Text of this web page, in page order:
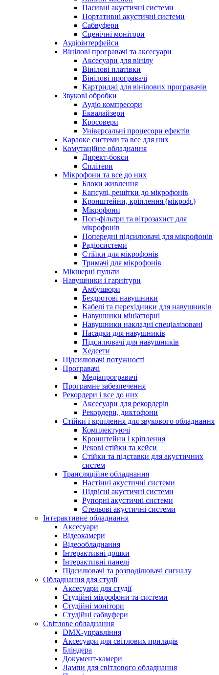
Пасивні акустичні системи
Портативні акустичні системи
Сабвуфери
Сценічні монітори
Аудіоінтерфейси
Вінілові програвачі та аксесуари
Аксесуари для вінілу
Вінілові платівки
Вінілові програвачі
Картриджі для вінілових програвачів
Звукові обробки
Аудіо компресори
Еквалайзери
Кросовери
Універсальні процесори ефектів
Караоке системи та все для них
Комутаційне обладнання
Директ-бокси
Сплітери
Мікрофони та все до них
Блоки живлення
Капсулі, решітки до мікрофонів
Кронштейни, кріплення (мікроф.)
Мікрофони
Поп-фільтри та вітрозахист для
мікрофонів
Попередні підсилювачі для мікрофонів
Радіосистеми
Стійки для мікрофонів
Тримачі для мікрофонів
Мікшерні пульти
Навушники і гарнітури
Амбушюри
Бездротові навушники
Кабелі та перехідники для навушників
Навушники мініатюрні
Навушники накладні спеціалізовані
Насадки для навушників
Підсилювачі для навушників
Хедсети
Підсилювачі потужності
Програвачі
Медіапрогравачі
Програмне забезпечення
Рекордери і все до них
Аксесуари для рекордерів
Рекордери, диктофони
Стійки і кріплення для звукового обладнання
Комплектуючі
Кронштейни і кріплення
Рекові стійки та кейси
Стійки та підставки для акустичних
систем
Трансляційне обладнання
Настінні акустичні системи
Підвісні акустичні системи
Рупорні акустичні системи
Стельові акустичні системи
Інтерактивне обладнання
Аксесуари
Відеокамери
Відеообладнання
Інтерактивні дошки
Інтерактивні панелі
Підсилювачі та розподілювачі сигналу
Обладнання для студії
Аксесуари для студії
Студійні мікрофони та системи
Студійні монітори
Студійні сабвуфери
Світлове обладнання
DMX-управління
Аксесуари для світлових приладів
Бліндера
Документ-камери
Лампи для світлового обладнання